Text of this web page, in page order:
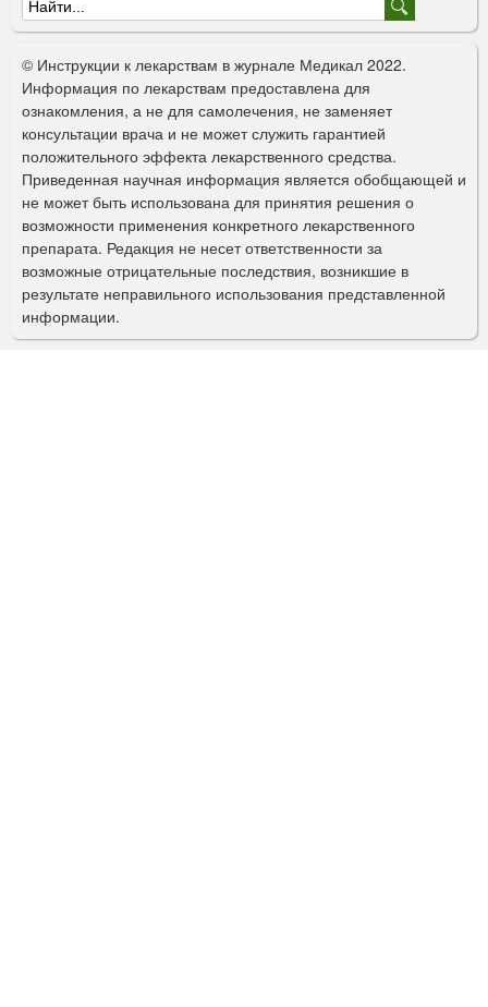
Ф
о
р
м
а
п
о
и
с
к
© Инструкции к лекарствам в журнале Медикал 2022.
Информация по лекарствам предоставлена для
ознакомления, а не для самолечения, не заменяет
консультации врача и не может служить гарантией
положительного эффекта лекарственного средства.
Приведенная научная информация является обобщающей и
не может быть использована для принятия решения о
возможности применения конкретного лекарственного
препарата. Редакция не несет ответственности за
возможные отрицательные последствия, возникшие в
результате неправильного использования представленной
информации.